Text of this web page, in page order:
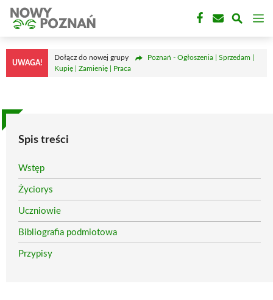
Przejdź
treści
UWAGA!
Dołącz do nowej grupy
Poznań - Ogłoszenia | Sprzedam |
Kupię | Zamienię | Praca
Spis treści
Wstęp
Życiorys
Uczniowie
Bibliografia podmiotowa
Przypisy